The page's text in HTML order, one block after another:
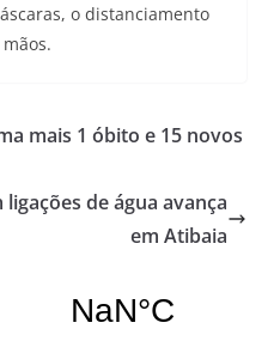
o distanciamento
mais 1 óbito e 15 novos
de água avança
em Atibaia